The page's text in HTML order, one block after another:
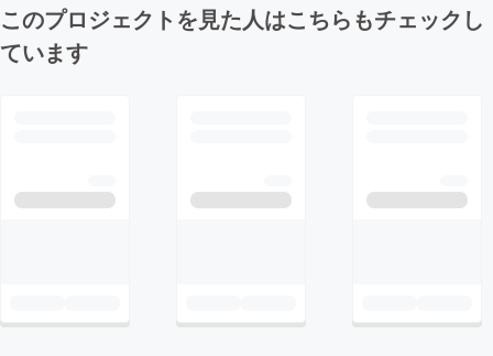
このプロジェクトを見た人はこちらもチェックし
ています